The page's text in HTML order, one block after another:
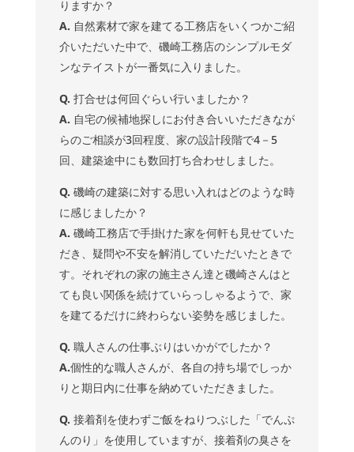
りますか？
A. 自然素材で家を建てる工務店をいくつかご紹
介いただいた中で、磯崎工務店のシンプルモダ
ンなテイストが一番気に入りました。
Q. 打合せは何回ぐらい行いましたか？
A. 自宅の候補地探しにお付き合いいただきなが
らのご相談が3回程度、家の設計段階で4－5
回、建築途中にも数回打ち合わせしました。
Q. 磯崎の建築に対する思い入れはどのような時
に感じましたか？
A. 磯崎工務店で手掛けた家を何軒も見せていた
だき、疑問や不安を解消していただいたときで
す。それぞれの家の施主さん達と磯崎さんはと
ても良い関係を続けていらっしゃるようで、家
を建てるだけに終わらない姿勢を感じました。
Q. 職人さんの仕事ぶりはいかがでしたか？
A.個性的な職人さんが、各自の持ち場でしっか
りと期日内に仕事を納めていただきました。
Q. 接着剤を使わずご飯をねりつぶした「でんぷ
んのり」を使用していますが、接着剤の臭さを